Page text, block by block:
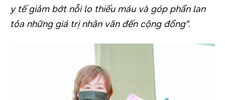
y tế giảm bớt nỗi lo thiếu máu và góp phần lan
tỏa những giá trị nhân văn đến cộng đồng”.